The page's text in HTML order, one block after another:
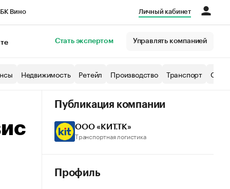
Вино Личный кабинет
Стать экспертом Управлять компанией
Недвижимость Ретейл Производство Транспорт
Публикация компании
ООО «КИТ.ТК»
Транспортная логистика
Профиль